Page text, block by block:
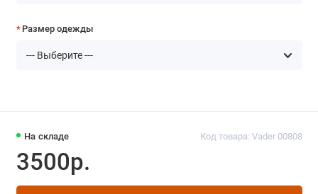
На складе Код товара: Vader 00808
3500р.
Размер одежды